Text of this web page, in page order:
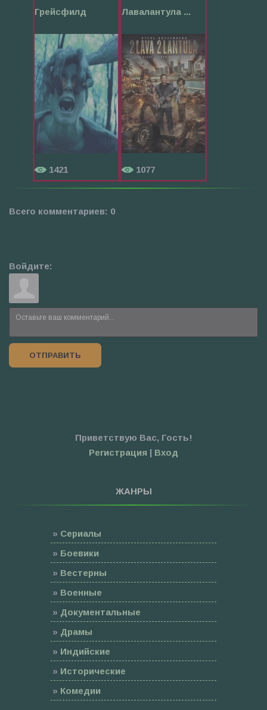
Грейсфилд
1421
Лавалантула ...
1077
Всего комментариев: 0
Войдите:
ОТПРАВИТЬ
Приветствую Вас, Гость!
Регистрация | Вход
ЖАНРЫ
» Сериалы
» Боевики
» Вестерны
» Военные
» Документальные
» Драмы
» Индийские
» Исторические
» Комедии